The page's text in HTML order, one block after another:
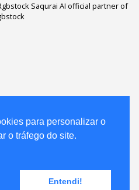
para personalizar o
o tráfego do site.
Entendi!
Saqurai AI official partner of